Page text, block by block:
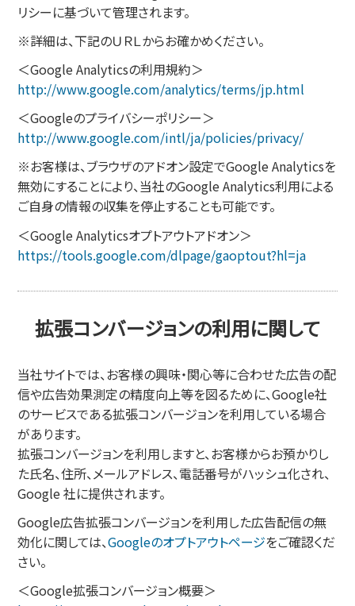
リシーに基づいて管理されます。
※詳細は、下記のＵＲＬからお確かめください。
＜Google Analyticsの利用規約＞
http://www.google.com/analytics/terms/jp.html
＜Googleのプライバシーポリシー＞
http://www.google.com/intl/ja/policies/privacy/
※お客様は、ブラウザのアドオン設定でGoogle Analyticsを
無効にすることにより、当社のGoogle Analytics利用による
ご自身の情報の収集を停止することも可能です。
＜Google Analyticsオプトアウトアドオン＞
https://tools.google.com/dlpage/gaoptout?hl=ja
拡張コンバージョンの利用に関して
当社サイトでは、お客様の興味・関心等に合わせた広告の配
信や広告効果測定の精度向上等を図るために、Google社
のサービスである拡張コンバージョンを利用している場合
があります。
拡張コンバージョンを利用しますと、お客様からお預かりし
た氏名、住所、メールアドレス、電話番号がハッシュ化され、
Google 社に提供されます。
Google広告拡張コンバージョンを利用した広告配信の無
効化に関しては、Googleのオプトアウトページをご確認くだ
さい。
＜Google拡張コンバージョン概要＞